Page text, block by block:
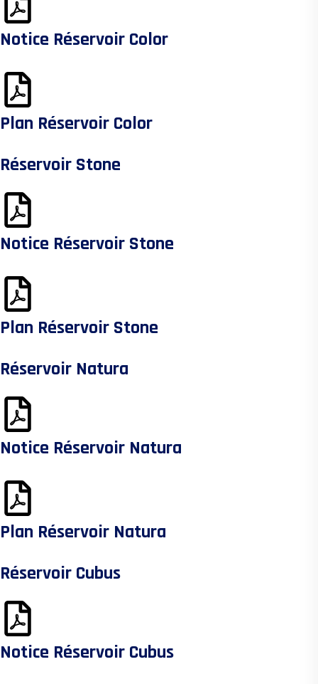
Notice Réservoir Color
Plan Réservoir Color
Réservoir Stone
Notice Réservoir Stone
Plan Réservoir Stone
Réservoir Natura
Notice Réservoir Natura
Plan Réservoir Natura
Réservoir Cubus
Notice Réservoir Cubus